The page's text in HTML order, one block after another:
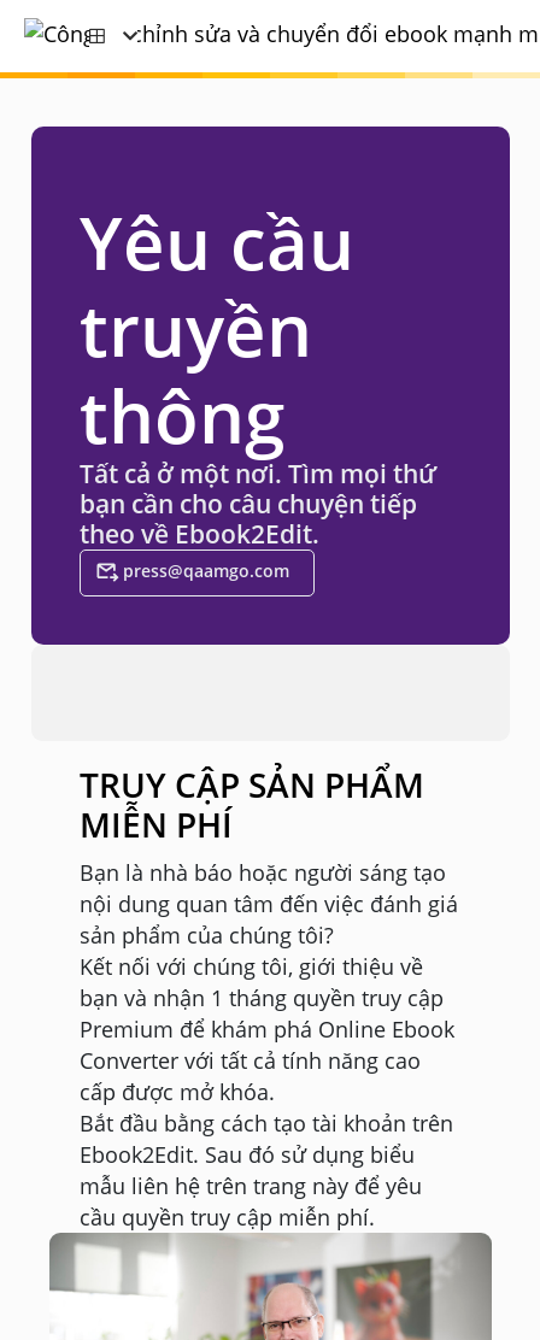
Yêu cầu
truyền
thông
Tất cả ở một nơi. Tìm mọi thứ
bạn cần cho câu chuyện tiếp
theo về Ebook2Edit.
press@qaamgo.com
TRUY CẬP SẢN PHẨM
MIỄN PHÍ
Bạn là nhà báo hoặc người sáng tạo
nội dung quan tâm đến việc đánh giá
sản phẩm của chúng tôi?
Kết nối với chúng tôi, giới thiệu về
bạn và nhận 1 tháng quyền truy cập
Premium để khám phá Online Ebook
Converter với tất cả tính năng cao
cấp được mở khóa.
Bắt đầu bằng cách tạo tài khoản trên
Ebook2Edit. Sau đó sử dụng biểu
mẫu liên hệ trên trang này để yêu
cầu quyền truy cập miễn phí.